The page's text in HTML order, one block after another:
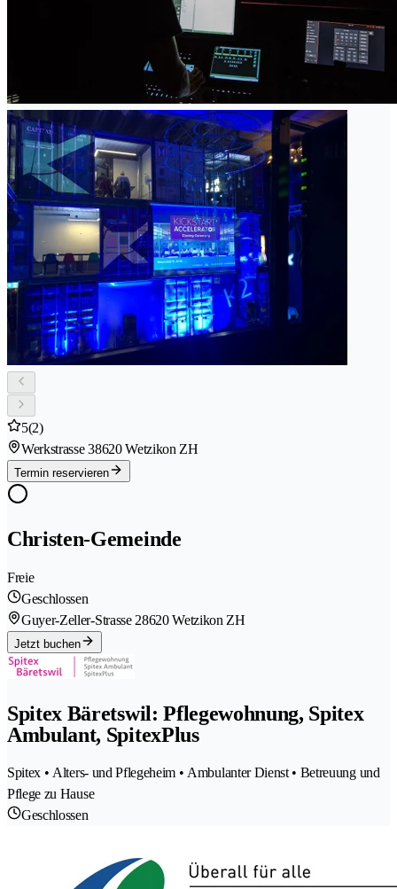
5(2)
Werkstrasse 38620 Wetzikon ZH
Termin reservieren
Christen-Gemeinde
Freie
Geschlossen
Guyer-Zeller-Strasse 28620 Wetzikon ZH
Jetzt buchen
Spitex Bäretswil: Pflegewohnung, Spitex
Ambulant, SpitexPlus
Spitex • Alters- und Pflegeheim • Ambulanter Dienst • Betreuung und
Pflege zu Hause
Geschlossen